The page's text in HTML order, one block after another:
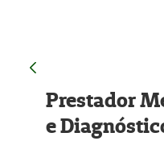
Prestador
e